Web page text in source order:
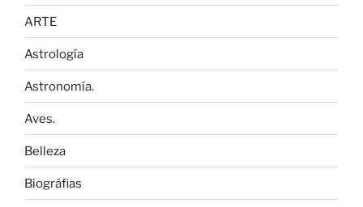
ARTE
Astrología
Astronomía.
Aves.
Belleza
Biográfias